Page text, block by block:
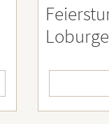
Ruanda